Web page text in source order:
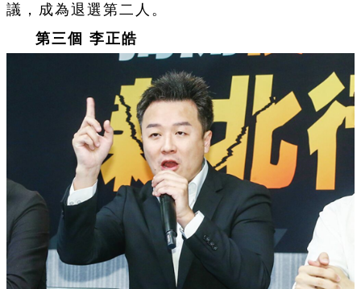
議，成為退選第二人。
第三個 李正皓